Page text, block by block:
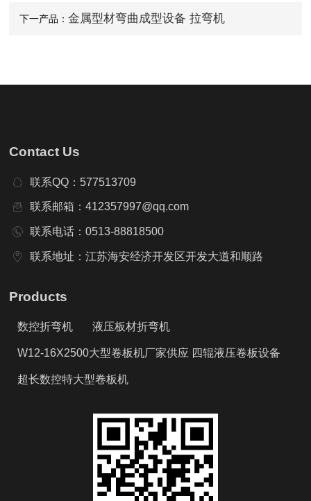
下一产品： 金属型材弯曲成型设备 拉弯机
Contact Us
联系QQ：577513709
联系邮箱：412357997@qq.com
联系电话：0513-88818500
联系地址：江苏海安经济开发区开发大道和顺路
Products
数控折弯机 液压板材折弯机
W12-16X2500大型卷板机厂家供应 四辊液压卷板设备
超长数控特大型卷板机